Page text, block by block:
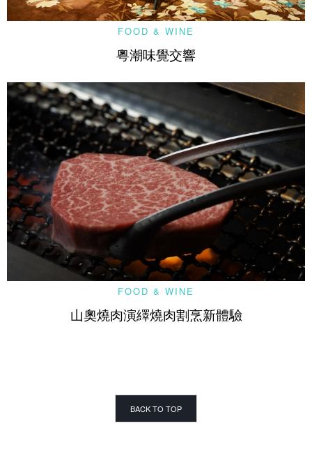
FOOD & WINE
粵潮味覺交響
FOOD & WINE
山奧燒肉演繹燒肉割烹新體驗
BACK TO TOP